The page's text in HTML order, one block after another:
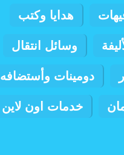
هدايا وكتب
وسائل انتقال
دومينات وأستضافه
خدمات اون لاين